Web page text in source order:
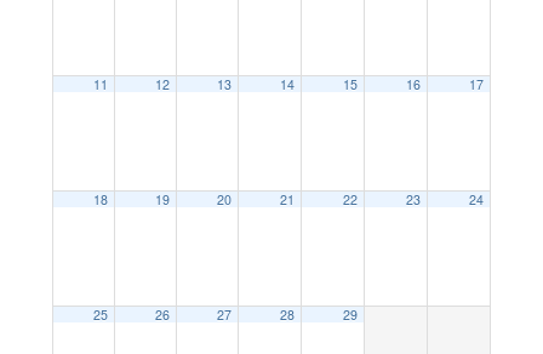
11 12 13 14 15 16 17
18 19 20 21 22 23 24
25 26 27 28 29